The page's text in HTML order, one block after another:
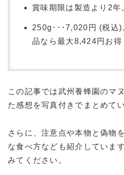
賞味期限は製造より2年
250g･･･7,020円 (税込)
品なら最大8,424円お得
この記事では武州養蜂園のマ
た感想を写真付きでまとめてい
さらに、注意点や本物と偽物
な食べ方なども紹介していま
みてください。